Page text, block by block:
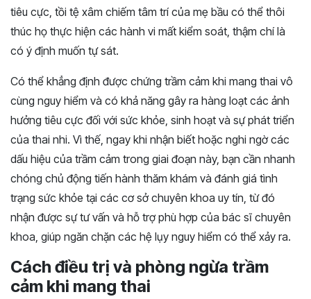
tiêu cực, tồi tệ xâm chiếm tâm trí của mẹ bầu có thể thôi
thúc họ thực hiện các hành vi mất kiểm soát, thậm chí là
có ý định muốn tự sát.
Có thể khẳng định được chứng trầm cảm khi mang thai vô
cùng nguy hiểm và có khả năng gây ra hàng loạt các ảnh
hưởng tiêu cực đối với sức khỏe, sinh hoạt và sự phát triển
của thai nhi. Vì thế, ngay khi nhận biết hoặc nghi ngờ các
dấu hiệu của trầm cảm trong giai đoạn này, bạn cần nhanh
chóng chủ động tiến hành thăm khám và đánh giá tình
trạng sức khỏe tại các cơ sở chuyên khoa uy tín, từ đó
nhận được sự tư vấn và hỗ trợ phù hợp của bác sĩ chuyên
khoa, giúp ngăn chặn các hệ lụy nguy hiểm có thể xảy ra.
Cách điều trị và phòng ngừa trầm
cảm khi mang thai